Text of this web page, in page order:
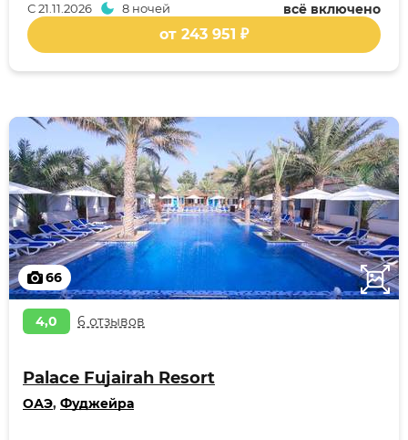
всё включено
С21.11.2026 8 ночей
от 243 951 ₽
66
4,0 6 отзывов
Palace Fujairah Resort
ОАЭ, Фуджейра